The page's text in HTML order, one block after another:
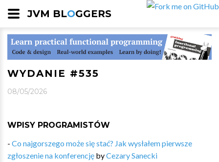
JVM BLOGGERS
WYDANIE #535
08/05/2026
WPISY PROGRAMISTÓW
- Co najgorszego może się stać? Jak wysłałem pierwsze
zgłoszenie na konferencję byCezary Sanecki